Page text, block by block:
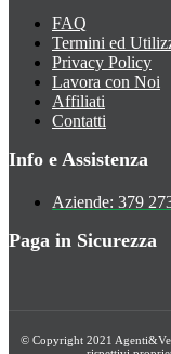
FAQ
Termini ed
Privacy Policy
Lavora con Noi
Affiliati
Contatti
Info e Assistenza
Aziende: 379
Paga in Sicurezza
© Copyright 2021